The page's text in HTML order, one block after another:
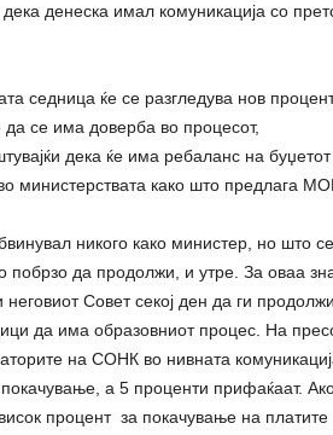
денеска имал комуникација со
седница ќе се разгледува нов
се има доверба во процесот,
дека ќе има ребаланс на
министерствата како што предлага
никого како министер, но што
побрзо да продолжи, и утре. За оваа
Совет секој ден да ги
да има образовниот процес. На
на СОНК во нивната
а 5 проценти прифаќаат.
процент за покачување на